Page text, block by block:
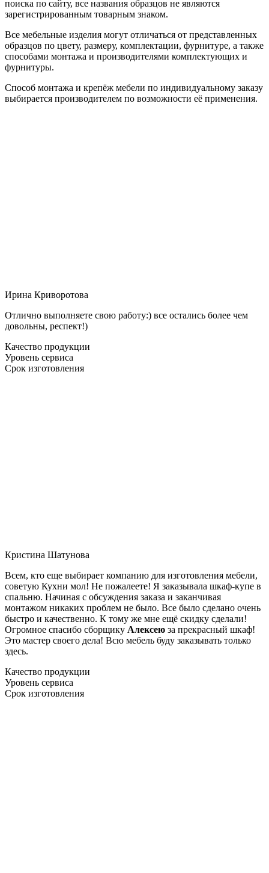
поиска по сайту, все названия образцов не являются
зарегистрированным товарным знаком.
Все мебельные изделия могут отличаться от представленных
образцов по цвету, размеру, комплектации, фурнитуре, а также
способами монтажа и производителями комплектующих и
фурнитуры.
Способ монтажа и крепёж мебели по индивидуальному заказу
выбирается производителем по возможности её применения.
Ирина Криворотова
Отлично выполняете свою работу:) все остались более чем
довольны, респект!)
Качество продукции
Уровень сервиса
Срок изготовления
Кристина Шатунова
Всем, кто еще выбирает компанию для изготовления мебели,
советую Кухни мол! Не пожалеете! Я заказывала шкаф-купе в
спальню. Начиная с обсуждения заказа и заканчивая
монтажом никаких проблем не было. Все было сделано очень
быстро и качественно. К тому же мне ещё скидку сделали!
Огромное спасибо сборщику Алексею за прекрасный шкаф!
Это мастер своего дела! Всю мебель буду заказывать только
здесь.
Качество продукции
Уровень сервиса
Срок изготовления